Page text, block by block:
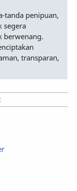
tanda penipuan,
segera
berwenang.
transparan,